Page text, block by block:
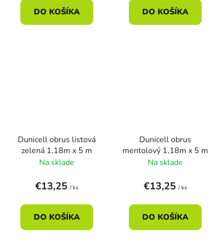
DO KOŠÍKA DO KOŠÍKA
Dunicell obrus listová
zelená 1,18m x 5 m
Na sklade
€13,25 / ks
DO KOŠÍKA
Dunicell obrus
mentolový 1,18m x 5 m
Na sklade
€13,25 / ks
DO KOŠÍKA